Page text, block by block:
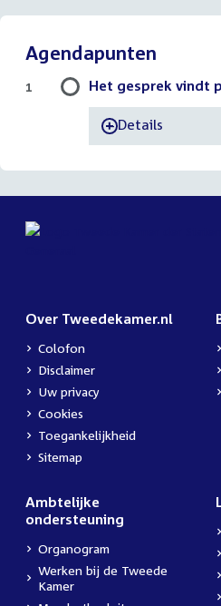
Agendapunten
Het gesprek vindt
-Details
1
Over Tweedekamer.nl
Colofon
Disclaimer
Uw privacy
Cookies
Toegankelijkheid
Sitemap
Ambtelijke
ondersteuning
Organogram
Werken bij de Tweede
Kamer